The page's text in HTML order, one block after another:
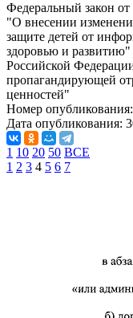
Федеральный закон
"О внесении
защите детей от
здоровью и развитию"
Российской
пропагандирующей
ценностей"
Номер опубликования:
Дата опубликования:
1 10 20 50 ВСЕ
1 2 3 4 5 6 7